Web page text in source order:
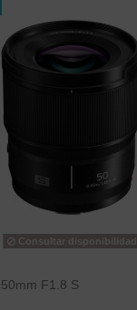
Consultar disponibilidad
F1.8 S